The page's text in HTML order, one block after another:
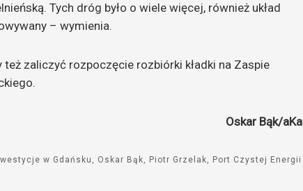
Tych dróg było o wiele więcej, również układ
– wymienia.
zaliczyć rozpoczęcie rozbiórki kładki na Zaspie
Oskar Bąk/aKa
w Gdańsku Oskar Bąk Piotr Grzelak Port Czystej Energii